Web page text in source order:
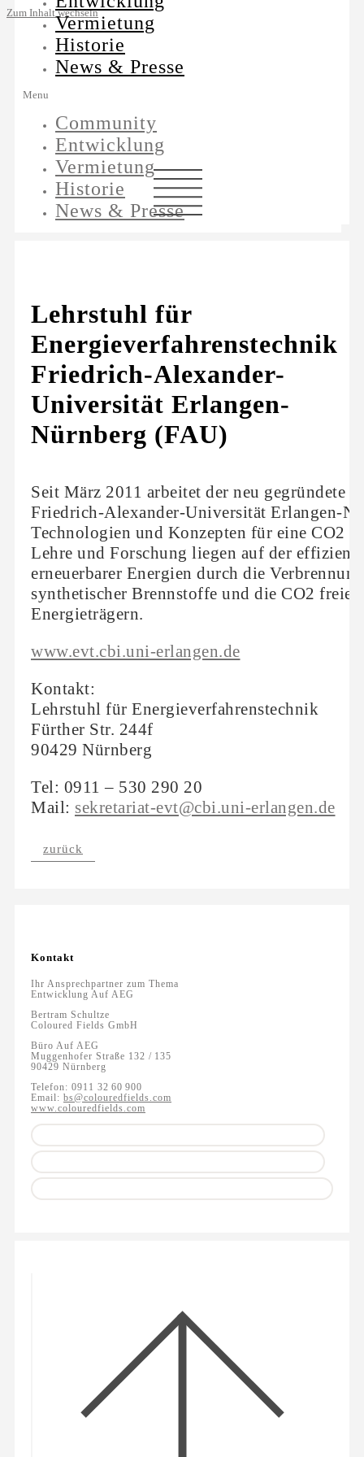
Zum Inhalt wechselnVermietung
Historie
News & Presse
Menu
Community
Entwicklung
Vermietung
Historie
News & Presse
Lehrstuhl für
Energieverfahrenstechnik
Friedrich-Alexander-
Universität Erlangen-
Nürnberg (FAU)
Seit März 2011 arbeitet der neu gegründete
Friedrich-Alexander-Universität Erlangen-
Technologien und Konzepten für eine CO2
Lehre und Forschung liegen auf der
erneuerbarer Energien durch die
synthetischer Brennstoffe und die CO2 freie
Energieträgern.
www.evt.cbi.uni-erlangen.de
Kontakt:
Lehrstuhl für Energieverfahrenstechnik
Fürther Str. 244f
90429 Nürnberg
Tel: 0911 – 530 290 20
Mail: sekretariat-evt@cbi.uni-erlangen.de
zurück
Kontakt
Ihr Ansprechpartner zum Thema
Entwicklung Auf AEG
Bertram Schultze
Coloured Fields GmbH
Büro Auf AEG
Muggenhofer Straße 132 / 135
90429 Nürnberg
Telefon: 0911 32 60 900
Email: bs@colouredfields.com
www.colouredfields.com